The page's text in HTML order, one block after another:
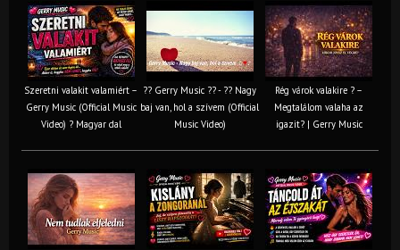
Szeretni valakit valamiért –
Gerry Music (Official Music
Video) ? Magyar dal
?? Gerry Music ?? - ?? Nagy
baj van, hol a szívem (Official
Music Video)
Rég várok valakire ? –
Megtalálom valaha az
igazit? | Gerry Music